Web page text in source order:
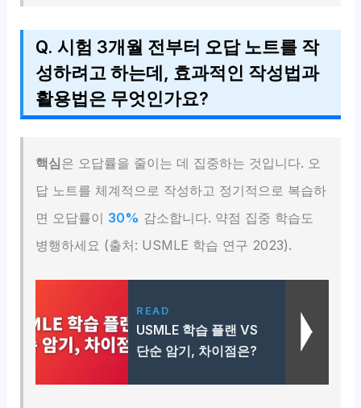
Q. 시험 3개월 전부터 오답 노트를 작
성하려고 하는데, 효과적인 작성법과
활용법은 무엇인가요?
핵심은 오답률을 줄이는 데 집중하는 것입니다. 오
답 노트를 체계적으로 작성하고 정기적으로 복습하
면 오답률이 30% 감소합니다. 약점 집중 학습도
병행하세요 (출처: USMLE 학습 연구 2023).
READ
USMLE 학습 플랜 VS
단순 암기, 차이점은?